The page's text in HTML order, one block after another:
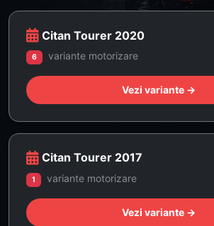
Citan Tourer 2020
6 variante motorizare
Vezi variante →
Citan Tourer 2017
1 variante motorizare
Vezi variante →